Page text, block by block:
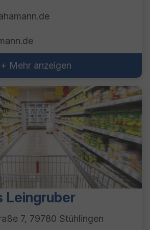
+ Mehr anzeigen
Leingruber
7, 79780 Stühlingen